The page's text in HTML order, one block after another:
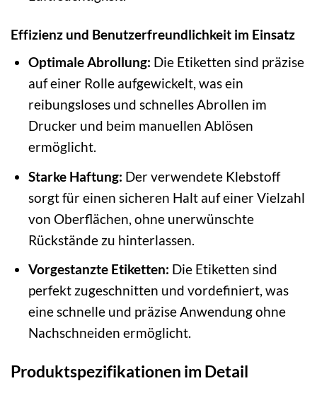
Effizienz und Benutzerfreundlichkeit im Einsatz
Optimale Abrollung: Die Etiketten sind präzise
auf einer Rolle aufgewickelt, was ein
reibungsloses und schnelles Abrollen im
Drucker und beim manuellen Ablösen
ermöglicht.
Starke Haftung: Der verwendete Klebstoff
sorgt für einen sicheren Halt auf einer Vielzahl
von Oberflächen, ohne unerwünschte
Rückstände zu hinterlassen.
Vorgestanzte Etiketten: Die Etiketten sind
perfekt zugeschnitten und vordefiniert, was
eine schnelle und präzise Anwendung ohne
Nachschneiden ermöglicht.
Produktspezifikationen im Detail